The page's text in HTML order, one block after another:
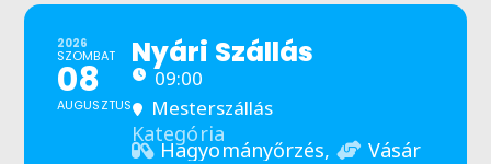
2026
SZOMBAT
08
AUGUSZTUS
Nyári Szállás
09:00
Mesterszállás
Kategória
Hagyományőrzés, Vásár